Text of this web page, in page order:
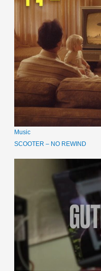
Music
SCOOTER – NO REWIND